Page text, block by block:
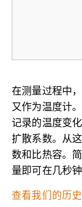
在测量过程中
又作为温度计
记录的温度变
扩散系数。从
数和比热容。
量即可在几秒钟
查看我们的历